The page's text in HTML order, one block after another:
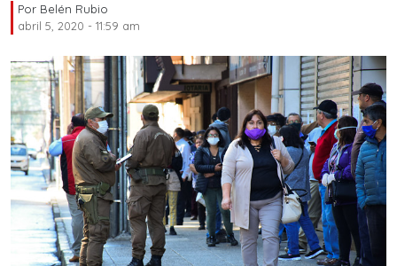
Por Belén Rubio
abril 5, 2020 - 11:59 am